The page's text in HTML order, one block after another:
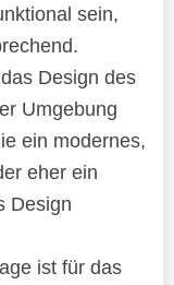
sein,
Design des
Umgebung
ein modernes,
eher ein
Design
ist für das